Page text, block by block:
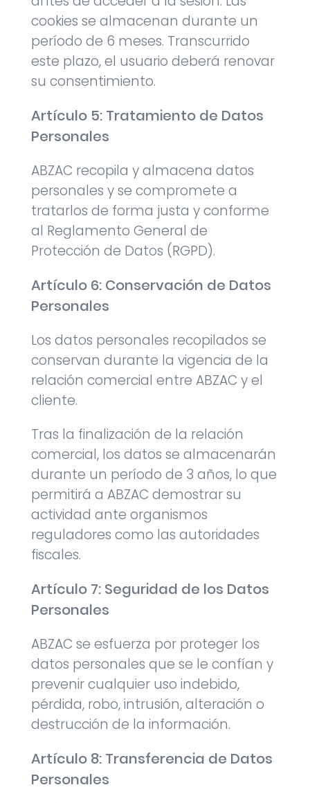
cookies se almacenan durante un
período de 6 meses. Transcurrido
este plazo, el usuario deberá renovar
su consentimiento.
Artículo 5: Tratamiento de Datos
Personales
ABZAC recopila y almacena datos
personales y se compromete a
tratarlos de forma justa y conforme
al Reglamento General de
Protección de Datos (RGPD).
Artículo 6: Conservación de Datos
Personales
Los datos personales recopilados se
conservan durante la vigencia de la
relación comercial entre ABZAC y el
cliente.
Tras la finalización de la relación
comercial, los datos se almacenarán
durante un período de 3 años, lo que
permitirá a ABZAC demostrar su
actividad ante organismos
reguladores como las autoridades
fiscales.
Artículo 7: Seguridad de los Datos
Personales
ABZAC se esfuerza por proteger los
datos personales que se le confían y
prevenir cualquier uso indebido,
pérdida, robo, intrusión, alteración o
destrucción de la información.
Artículo 8: Transferencia de Datos
Personales